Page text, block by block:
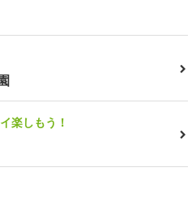
楽しもう！